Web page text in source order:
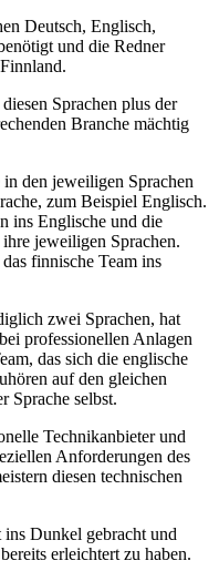
Deutsch, Englisch,
und die Redner
Sprachen plus der
Branche mächtig
den jeweiligen Sprachen
zum Beispiel Englisch.
ins Englische und die
jeweiligen Sprachen.
finnische Team ins
zwei Sprachen, hat
professionellen Anlagen
das sich die englische
auf den gleichen
Sprache selbst.
Technikanbieter und
Anforderungen des
diesen technischen
Dunkel gebracht und
erleichtert zu haben.